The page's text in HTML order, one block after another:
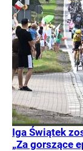
Iga Świątek
„Za gorszące